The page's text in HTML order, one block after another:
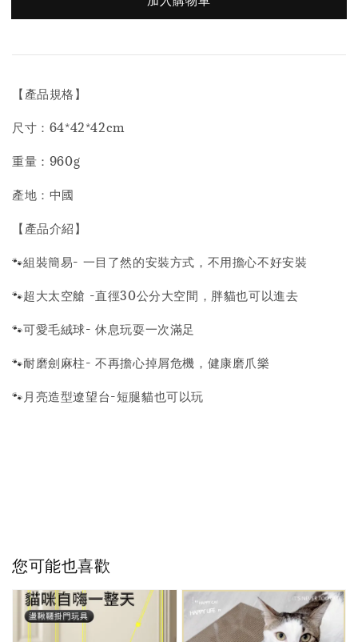
【產品規格】
尺寸：64*42*42cm
重量：960g
產地：中國
【產品介紹】
🐾組裝簡易- 一目了然的安裝方式，不用擔心不好安裝
🐾超大太空艙 -直徑30公分大空間，胖貓也可以進去
🐾可愛毛絨球- 休息玩耍一次滿足
🐾耐磨劍麻柱- 不再擔心掉屑危機，健康磨爪樂
🐾月亮造型遼望台-短腿貓也可以玩
您可能也喜歡